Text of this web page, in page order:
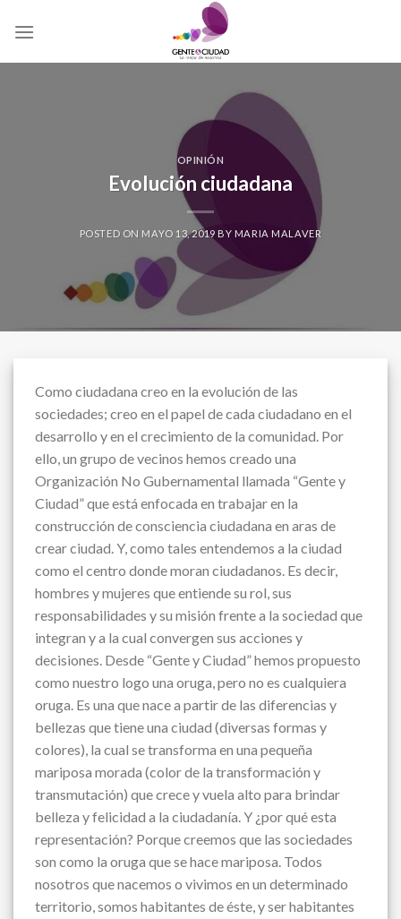
OPINIÓN
Evolución ciudadana
POSTED ON MAYO 13, 2019 BY MARIA MALAVER
Como ciudadana creo en la evolución de las
sociedades; creo en el papel de cada ciudadano en el
desarrollo y en el crecimiento de la comunidad. Por
ello, un grupo de vecinos hemos creado una
Organización No Gubernamental llamada “Gente y
Ciudad” que está enfocada en trabajar en la
construcción de consciencia ciudadana en aras de
crear ciudad. Y, como tales entendemos a la ciudad
como el centro donde moran ciudadanos. Es decir,
hombres y mujeres que entiende su rol, sus
responsabilidades y su misión frente a la sociedad que
integran y a la cual convergen sus acciones y
decisiones. Desde “Gente y Ciudad” hemos propuesto
como nuestro logo una oruga, pero no es cualquiera
oruga. Es una que nace a partir de las diferencias y
bellezas que tiene una ciudad (diversas formas y
colores), la cual se transforma en una pequeña
mariposa morada (color de la transformación y
transmutación) que crece y vuela alto para brindar
belleza y felicidad a la ciudadanía. Y ¿por qué esta
representación? Porque creemos que las sociedades
son como la oruga que se hace mariposa. Todos
nosotros que nacemos o vivimos en un determinado
territorio, somos habitantes de éste, y ser habitantes